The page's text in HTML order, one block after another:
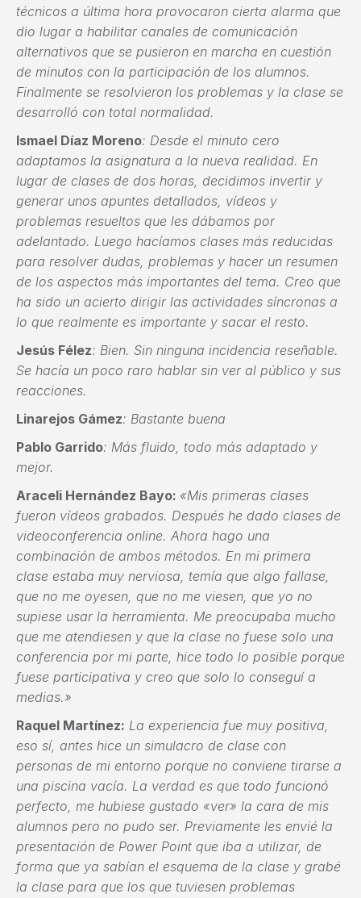
técnicos a última hora provocaron cierta alarma que
dio lugar a habilitar canales de comunicación
alternativos que se pusieron en marcha en cuestión
de minutos con la participación de los alumnos.
Finalmente se resolvieron los problemas y la clase se
desarrolló con total normalidad.
Ismael Díaz Moreno: Desde el minuto cero
adaptamos la asignatura a la nueva realidad. En
lugar de clases de dos horas, decidimos invertir y
generar unos apuntes detallados, vídeos y
problemas resueltos que les dábamos por
adelantado. Luego hacíamos clases más reducidas
para resolver dudas, problemas y hacer un resumen
de los aspectos más importantes del tema. Creo que
ha sido un acierto dirigir las actividades síncronas a
lo que realmente es importante y sacar el resto.
Jesús Félez: Bien. Sin ninguna incidencia reseñable.
Se hacía un poco raro hablar sin ver al público y sus
reacciones.
Linarejos Gámez: Bastante buena
Pablo Garrido: Más fluido, todo más adaptado y
mejor.
Araceli Hernández Bayo: «Mis primeras clases
fueron vídeos grabados. Después he dado clases de
videoconferencia online. Ahora hago una
combinación de ambos métodos. En mi primera
clase estaba muy nerviosa, temía que algo fallase,
que no me oyesen, que no me viesen, que yo no
supiese usar la herramienta. Me preocupaba mucho
que me atendiesen y que la clase no fuese solo una
conferencia por mi parte, hice todo lo posible porque
fuese participativa y creo que solo lo conseguí a
medias.»
Raquel Martínez: La experiencia fue muy positiva,
eso sí, antes hice un simulacro de clase con
personas de mi entorno porque no conviene tirarse a
una piscina vacía. La verdad es que todo funcionó
perfecto, me hubiese gustado «ver» la cara de mis
alumnos pero no pudo ser. Previamente les envié la
presentación de Power Point que iba a utilizar, de
forma que ya sabían el esquema de la clase y grabé
la clase para que los que tuviesen problemas